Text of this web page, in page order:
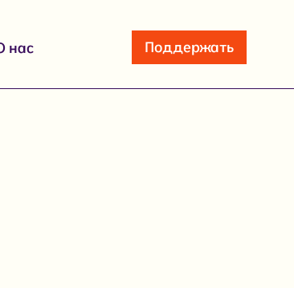
нас Поддержать